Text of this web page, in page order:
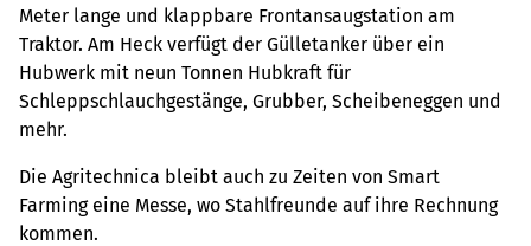
Meter lange und klappbare Frontansaugstation am
Traktor. Am Heck verfügt der Gülletanker über ein
Hubwerk mit neun Tonnen Hubkraft für
Schleppschlauchgestänge, Grubber, Scheibeneggen und
mehr.
Die Agritechnica bleibt auch zu Zeiten von Smart
Farming eine Messe, wo Stahlfreunde auf ihre Rechnung
kommen.